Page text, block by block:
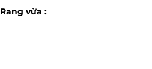
Rang vừa :